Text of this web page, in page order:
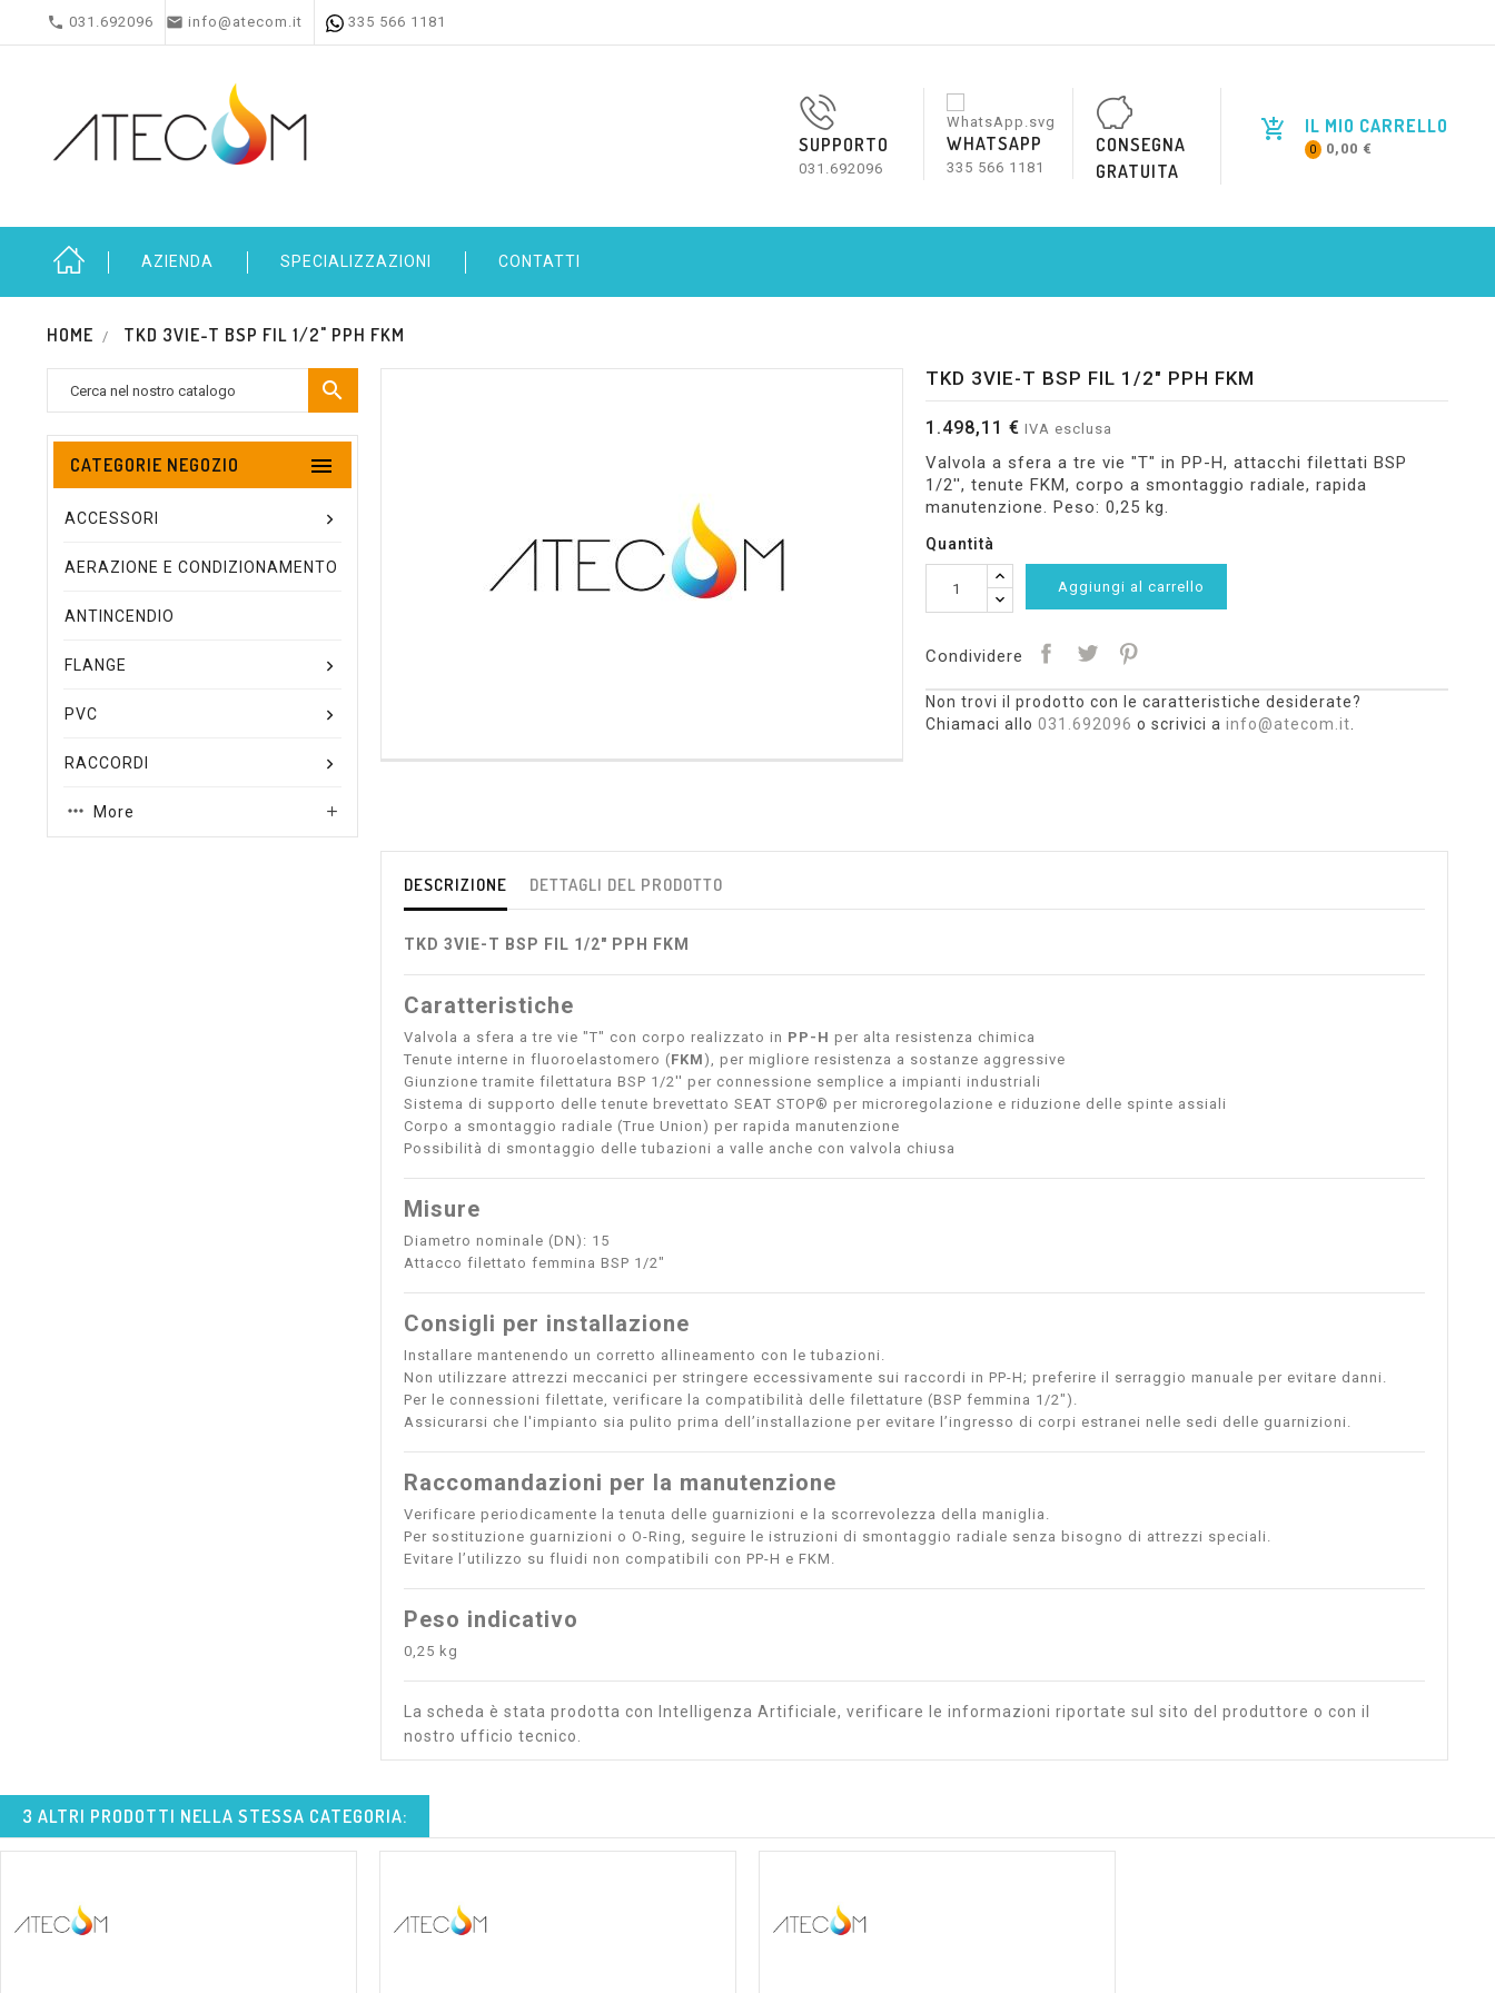
 031.692096  info@atecom.it 335 566 1181
IL MIO CARRELLO
0 0,00 €
SUPPORTO
031.692096
WHATSAPP
335 566 1181
CONSEGNA
GRATUITA
AZIENDA SPECIALIZZAZIONI CONTATTI
HOME TKD 3VIE-T BSP FIL 1/2" PPH FKM

CATEGORIE NEGOZIO 
ACCESSORI
AERAZIONE E CONDIZIONAMENTO
ANTINCENDIO
FLANGE
PVC
RACCORDI
More 
TKD 3VIE-T BSP FIL 1/2" PPH FKM
1.498,11 € IVA esclusa
Valvola a sfera a tre vie "T" in PP-H, attacchi filettati BSP
1/2'', tenute FKM, corpo a smontaggio radiale, rapida
manutenzione. Peso: 0,25 kg.
Quantità
Aggiungi al carrello
Condividere
Non trovi il prodotto con le caratteristiche desiderate?
Chiamaci allo 031.692096 o scrivici a info@atecom.it
DESCRIZIONE DETTAGLI DEL PRODOTTO
TKD 3VIE-T BSP FIL 1/2" PPH FKM
Caratteristiche
Valvola a sfera a tre vie "T" con corpo realizzato in PP-H per alta resistenza chimica
Tenute interne in fluoroelastomero (FKM ), per migliore resistenza a sostanze aggressive
Giunzione tramite filettatura BSP 1/2'' per connessione semplice a impianti industriali
Sistema di supporto delle tenute brevettato SEAT STOP® per microregolazione e riduzione delle spinte assiali
Corpo a smontaggio radiale (True Union) per rapida manutenzione
Possibilità di smontaggio delle tubazioni a valle anche con valvola chiusa
Misure
Diametro nominale (DN): 15
Attacco filettato femmina BSP 1/2"
Consigli per installazione
Installare mantenendo un corretto allineamento con le tubazioni.
Non utilizzare attrezzi meccanici per stringere eccessivamente sui raccordi in PP-H; preferire il serraggio manuale per evitare danni.
Per le connessioni filettate, verificare la compatibilità delle filettature (BSP femmina 1/2").
Assicurarsi che l'impianto sia pulito prima dell’installazione per evitare l’ingresso di corpi estranei nelle sedi delle guarnizioni.
Raccomandazioni per la manutenzione
Verificare periodicamente la tenuta delle guarnizioni e la scorrevolezza della maniglia.
Per sostituzione guarnizioni o O-Ring, seguire le istruzioni di smontaggio radiale senza bisogno di attrezzi speciali.
Evitare l’utilizzo su fluidi non compatibili con PP-H e FKM.
Peso indicativo
0,25 kg
La scheda è stata prodotta con Intelligenza Artificiale, verificare le informazioni riportate sul sito del produttore o con il
nostro ufficio tecnico.
3 ALTRI PRODOTTI NELLA STESSA CATEGORIA: